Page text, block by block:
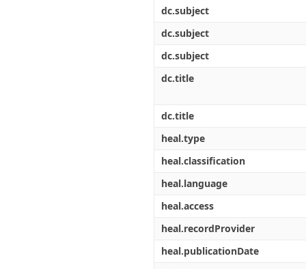
dc.subject
dc.subject
dc.subject
dc.title
dc.title
heal.type
heal.classification
heal.language
heal.access
heal.recordProvider
heal.publicationDate